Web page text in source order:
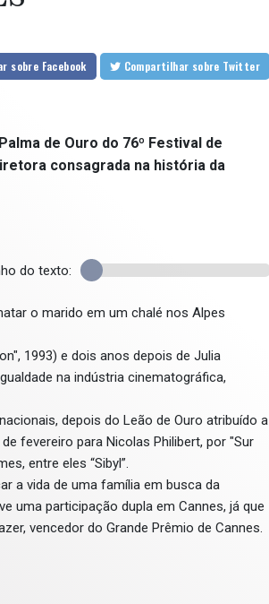
sobre Facebook Compartilhar sobre Twitter
de Ouro do 76º Festival de
consagrada na história da
do texto:
o marido em um chalé nos Alpes
1993) e dois anos depois de Julia
na indústria cinematográfica,
depois do Leão de Ouro atribuído a
fevereiro para Nicolas Philibert, por "Sur
entre eles “Sibyl”.
a vida de uma família em busca da
uma participação dupla em Cannes, já que
vencedor do Grande Prêmio de Cannes.